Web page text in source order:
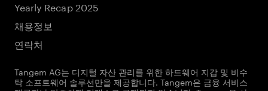
Yearly Recap 2025
채용정보
연락처
Tangem AG는 디지털 자산 관리를 위한 하드웨어 지갑 및 비수
탁 소프트웨어 솔루션만을 제공합니다. Tangem은 금융 서비스